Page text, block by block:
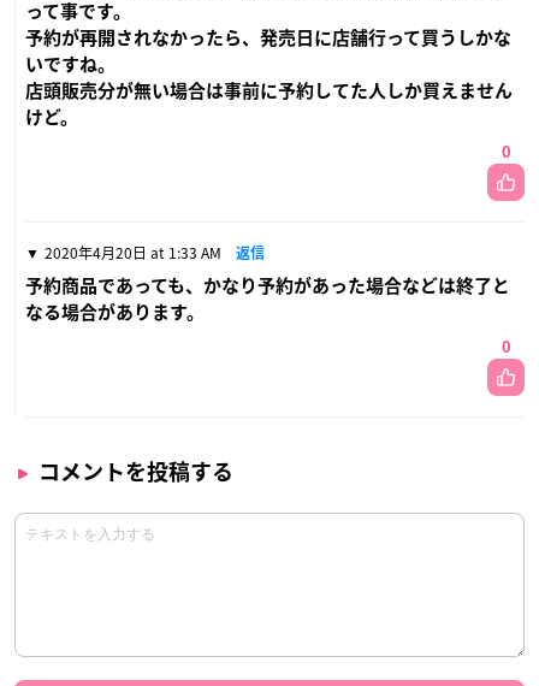
って事です。
予約が再開されなかったら、発売日に店舗行って買うしかな
いですね。
店頭販売分が無い場合は事前に予約してた人しか買えません
けど。
0
2020年4月20日 at 1:33 AM 返信
予約商品であっても、かなり予約があった場合などは終了と
なる場合があります。
0
コメントを投稿する